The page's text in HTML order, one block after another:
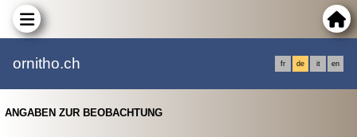
ornitho.ch fr de it en
ANGABEN ZUR BEOBACHTUNG